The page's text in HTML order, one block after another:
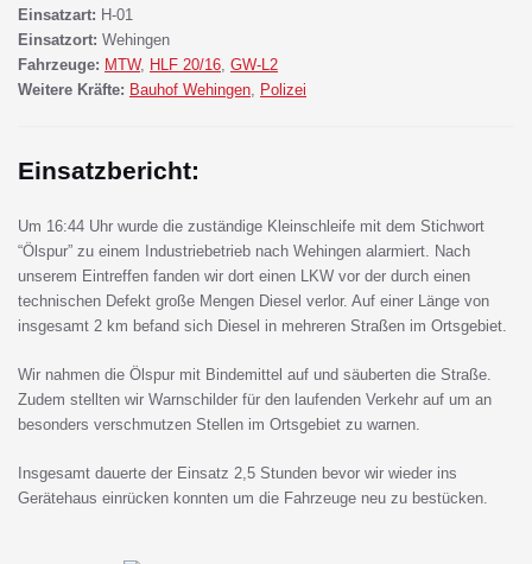
Einsatzart: H-01
Einsatzort: Wehingen
Fahrzeuge: MTW, HLF 20/16, GW-L2
Weitere Kräfte: Bauhof Wehingen, Polizei
Einsatzbericht:
Um 16:44 Uhr wurde die zuständige Kleinschleife mit dem Stichwort
“Ölspur” zu einem Industriebetrieb nach Wehingen alarmiert. Nach
unserem Eintreffen fanden wir dort einen LKW vor der durch einen
technischen Defekt große Mengen Diesel verlor. Auf einer Länge von
insgesamt 2 km befand sich Diesel in mehreren Straßen im Ortsgebiet.
Wir nahmen die Ölspur mit Bindemittel auf und säuberten die Straße.
Zudem stellten wir Warnschilder für den laufenden Verkehr auf um an
besonders verschmutzen Stellen im Ortsgebiet zu warnen.
Insgesamt dauerte der Einsatz 2,5 Stunden bevor wir wieder ins
Gerätehaus einrücken konnten um die Fahrzeuge neu zu bestücken.